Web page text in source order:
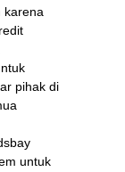
karena
pihak di
untuk